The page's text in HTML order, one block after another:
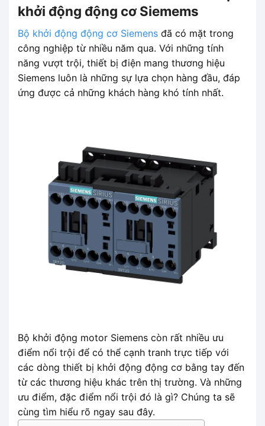
khởi động động cơ Siemems
Bộ khởi động động cơ Siemens đã có mặt trong
công nghiệp từ nhiều năm qua. Với những tính
năng vượt trội, thiết bị điện mang thương hiệu
Siemens luôn là những sự lựa chọn hàng đầu, đáp
ứng được cả những khách hàng khó tính nhất.
Bộ khởi động motor Siemens còn rất nhiều ưu
điểm nổi trội để có thể cạnh tranh trực tiếp với
các dòng thiết bị khởi động động cơ bằng tay đến
từ các thương hiệu khác trên thị trường. Và những
ưu điểm, đặc điểm nổi trội đó là gì? Chúng ta sẽ
cùng tìm hiểu rõ ngay sau đây.